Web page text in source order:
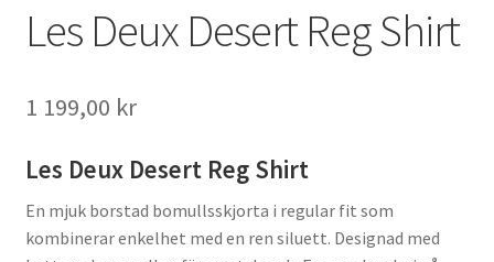
Les Deux Desert Reg Shirt
1 199,00 kr
Les Deux Desert Reg Shirt
En mjuk borstad bomullsskjorta i regular fit som
kombinerar enkelhet med en ren siluett. Designad med